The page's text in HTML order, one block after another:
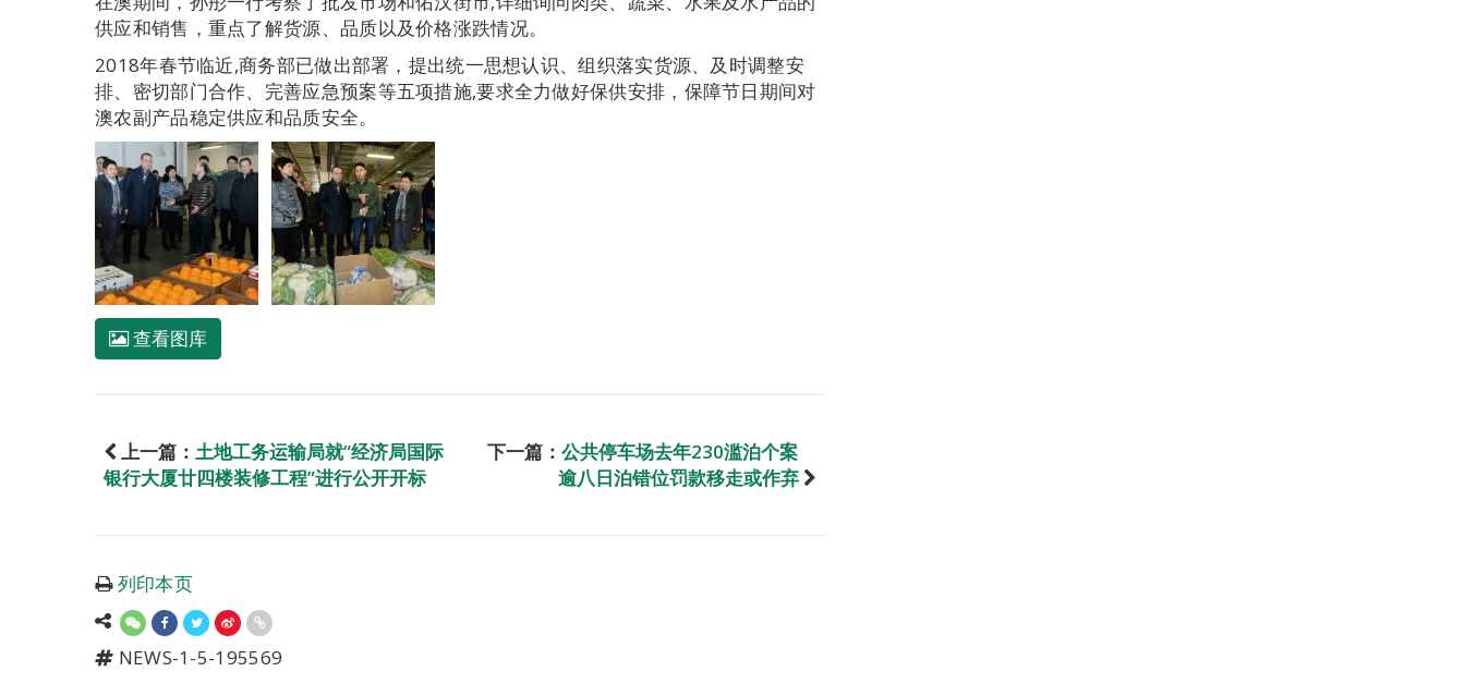
供应和销售，重点了解货源、品质以及价格涨跌情况。
2018年春节临近,商务部已做出部署，提出统一思想认识、组织落实货源、及时调整安
排、密切部门合作、完善应急预案等五项措施,要求全力做好保供安排，保障节日期间对
澳农副产品稳定供应和品质安全。
查看图库
上一篇： 土地工务运输局就“经济局国际
银行大厦廿四楼装修工程”进行公开开标
下一篇： 公共停车场去年230滥泊个案
逾八日泊错位罚款移走或作弃
列印本页
NEWS-1-5-195569